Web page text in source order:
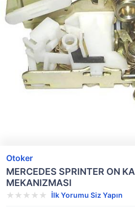
Otoker
MERCEDES SPRINTER ON
MEKANIZMASI
İlk Yorumu Siz Yapın